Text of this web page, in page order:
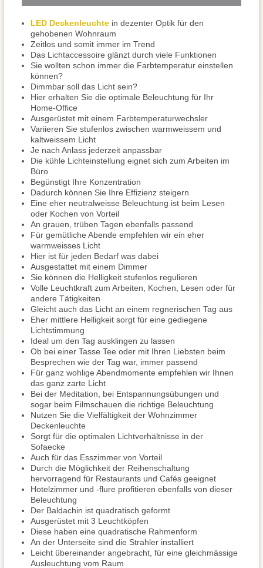
LED Deckenleuchte in dezenter Optik für den
gehobenen Wohnraum
Zeitlos und somit immer im Trend
Das Lichtaccessoire glänzt durch viele Funktionen
Sie wollten schon immer die Farbtemperatur einstellen
können?
Dimmbar soll das Licht sein?
Hier erhalten Sie die optimale Beleuchtung für Ihr
Home-Office
Ausgerüstet mit einem Farbtemperaturwechsler
Variieren Sie stufenlos zwischen warmweissem und
kaltweissem Licht
Je nach Anlass jederzeit anpassbar
Die kühle Lichteinstellung eignet sich zum Arbeiten im
Büro
Begünstigt Ihre Konzentration
Dadurch können Sie Ihre Effizienz steigern
Eine eher neutralweisse Beleuchtung ist beim Lesen
oder Kochen von Vorteil
An grauen, trüben Tagen ebenfalls passend
Für gemütliche Abende empfehlen wir ein eher
warmweisses Licht
Hier ist für jeden Bedarf was dabei
Ausgestattet mit einem Dimmer
Sie können die Helligkeit stufenlos regulieren
Volle Leuchtkraft zum Arbeiten, Kochen, Lesen oder für
andere Tätigkeiten
Gleicht auch das Licht an einem regnerischen Tag aus
Eher mittlere Helligkeit sorgt für eine gediegene
Lichtstimmung
Ideal um den Tag ausklingen zu lassen
Ob bei einer Tasse Tee oder mit Ihren Liebsten beim
Besprechen wie der Tag war, immer passend
Für ganz wohlige Abendmomente empfehlen wir Ihnen
das ganz zarte Licht
Bei der Meditation, bei Entspannungsübungen und
sogar beim Filmschauen die richtige Beleuchtung
Nutzen Sie die Vielfältigkeit der Wohnzimmer
Deckenleuchte
Sorgt für die optimalen Lichtverhältnisse in der
Sofaecke
Auch für das Esszimmer von Vorteil
Durch die Möglichkeit der Reihenschaltung
hervorragend für Restaurants und Cafés geeignet
Hotelzimmer und -flure profitieren ebenfalls von dieser
Beleuchtung
Der Baldachin ist quadratisch geformt
Ausgerüstet mit 3 Leuchtköpfen
Diese haben eine quadratische Rahmenform
An der Unterseite sind die Strahler installiert
Leicht übereinander angebracht, für eine gleichmässige
Ausleuchtung vom Raum